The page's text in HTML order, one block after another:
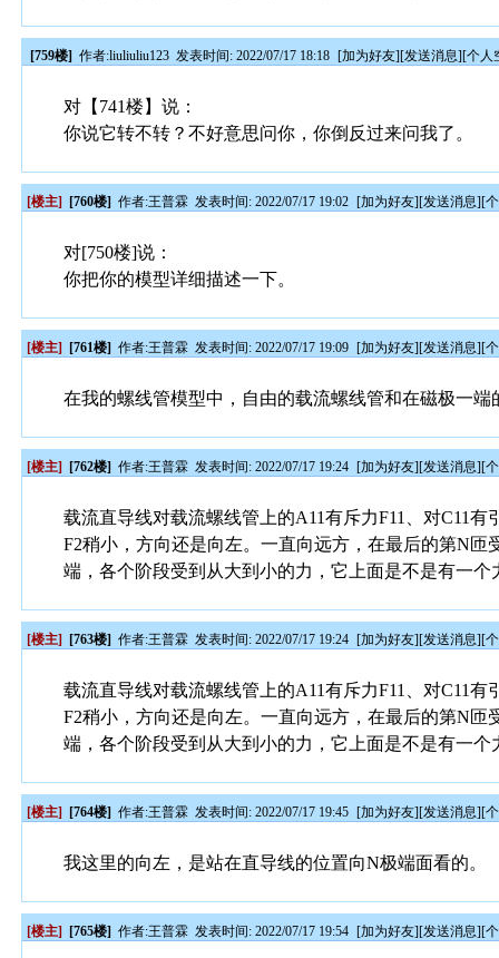
[759楼] 作者:liuliuliu123 发表时间: 2022/07/17 18:18 [加为好友][发送消息][个人
对【741楼】说：
你说它转不转？不好意思问你，你倒反过来问我了。
[楼主] [760楼] 作者:王普霖 发表时间: 2022/07/17 19:02 [加为好友][发送消息][
对[750楼]说：
你把你的模型详细描述一下。
[楼主] [761楼] 作者:王普霖 发表时间: 2022/07/17 19:09 [加为好友][发送消息][
在我的螺线管模型中，自由的载流螺线管和在磁极一
[楼主] [762楼] 作者:王普霖 发表时间: 2022/07/17 19:24 [加为好友][发送消息][
载流直导线对载流螺线管上的A11有斥力F11、对C11
F2稍小，方向还是向左。一直向远方，在最后的第N
端，各个阶段受到从大到小的力，它上面是不是有一个
[楼主] [763楼] 作者:王普霖 发表时间: 2022/07/17 19:24 [加为好友][发送消息][
载流直导线对载流螺线管上的A11有斥力F11、对C11
F2稍小，方向还是向左。一直向远方，在最后的第N
端，各个阶段受到从大到小的力，它上面是不是有一个
[楼主] [764楼] 作者:王普霖 发表时间: 2022/07/17 19:45 [加为好友][发送消息][
我这里的向左，是站在直导线的位置向N极端面看的。
[楼主] [765楼] 作者:王普霖 发表时间: 2022/07/17 19:54 [加为好友][发送消息][